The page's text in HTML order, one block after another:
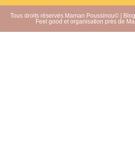
Tous droits réservés Maman Poussinou© |
Feel good et organisation près de